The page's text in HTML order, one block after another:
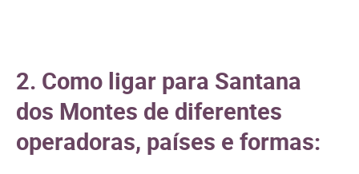
2. Como ligar para Santana
dos Montes de diferentes
operadoras, países e formas: